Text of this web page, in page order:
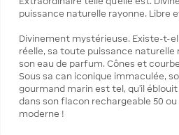
puissance naturelle rayonne. Libre
Divinement mystérieuse. Existe-t-
réelle, sa toute puissance naturelle
son eau de parfum. Cônes et
Sous sa can iconique immaculée,
gourmand marin est tel, qu’il
dans son flacon rechargeable 50 ou
moderne !